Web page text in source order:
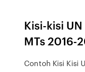
Kisi-kisi
MTs 2016-
Contoh Kisi Kisi